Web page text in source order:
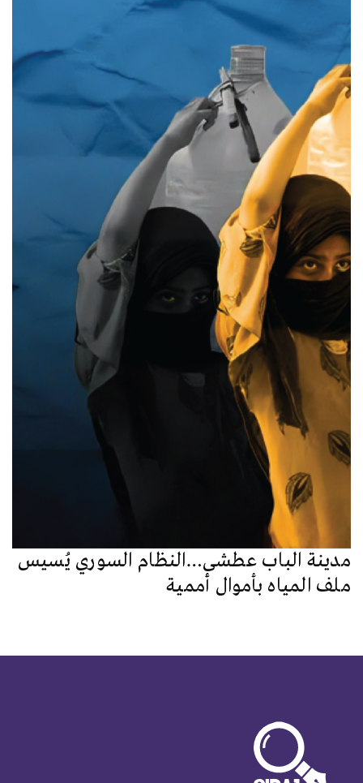
مدينة الباب عطشى…النظام السوري يُسيس
ملف المياه بأموال أممية